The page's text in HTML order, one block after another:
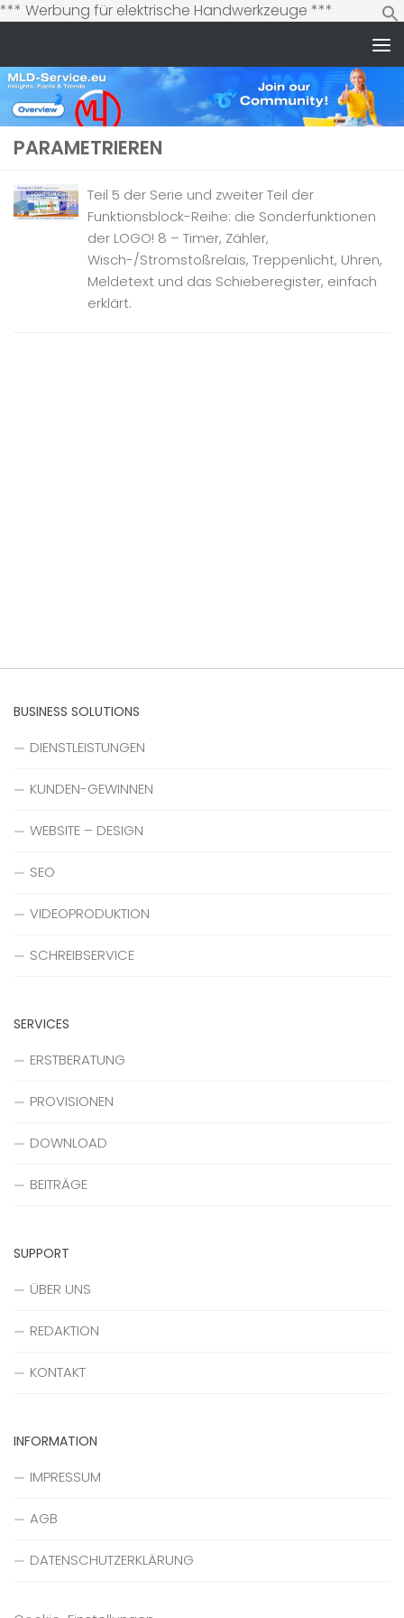
*** Werbung für elektrische Handwerkzeuge ***
Inhalt
PARAMETRIEREN
Teil 5 der Serie und zweiter Teil der
Funktionsblock-Reihe: die Sonderfunktionen
der LOGO! 8 – Timer, Zähler,
Wisch-/Stromstoßrelais, Treppenlicht, Uhren,
Meldetext und das Schieberegister, einfach
erklärt.
BUSINESS SOLUTIONS
DIENSTLEISTUNGEN
KUNDEN-GEWINNEN
WEBSITE – DESIGN
SEO
VIDEOPRODUKTION
SCHREIBSERVICE
SERVICES
ERSTBERATUNG
PROVISIONEN
DOWNLOAD
BEITRÄGE
SUPPORT
ÜBER UNS
REDAKTION
KONTAKT
INFORMATION
IMPRESSUM
AGB
DATENSCHUTZERKLÄRUNG